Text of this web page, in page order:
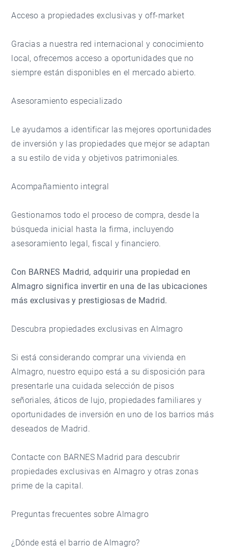
Acceso a propiedades exclusivas y off-market
Gracias a nuestra red internacional y conocimiento
local, ofrecemos acceso a oportunidades que no
siempre están disponibles en el mercado abierto.
Asesoramiento especializado
Le ayudamos a identificar las mejores oportunidades
de inversión y las propiedades que mejor se adaptan
a su estilo de vida y objetivos patrimoniales.
Acompañamiento integral
Gestionamos todo el proceso de compra, desde la
búsqueda inicial hasta la firma, incluyendo
asesoramiento legal, fiscal y financiero.
Con BARNES Madrid, adquirir una propiedad en
Almagro significa invertir en una de las ubicaciones
más exclusivas y prestigiosas de Madrid.
Descubra propiedades exclusivas en Almagro
Si está considerando comprar una vivienda en
Almagro, nuestro equipo está a su disposición para
presentarle una cuidada selección de pisos
señoriales, áticos de lujo, propiedades familiares y
oportunidades de inversión en uno de los barrios más
deseados de Madrid.
Contacte con BARNES Madrid para descubrir
propiedades exclusivas en Almagro y otras zonas
prime de la capital.
Preguntas frecuentes sobre Almagro
¿Dónde está el barrio de Almagro?